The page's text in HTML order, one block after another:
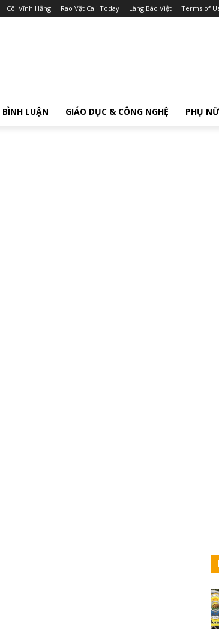
Cõi Vĩnh Hằng Rao Vặt Cali Today Làng Báo Việt Terms of
BÌNH LUẬN GIÁO DỤC & CÔNG NGHỆ PHỤ NỮ